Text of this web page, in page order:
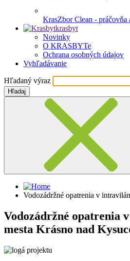
KrasZbor Clean - práčovňa
krasbyt
Novinky
O KRASBYTe
Ochrana osobných údajov
Vyhľadávanie
Hľadaný výraz
Hľadaj
Vodozádržné opatrenia v
Vodozádržné opatrenia
mesta Krásno nad